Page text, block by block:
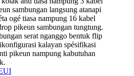
sambungan langsung atanapi
ogé tiasa nampung 16 kabel
pikeun sambungan tungtung.
serat nganggo bentuk flip
kalayan spésifikasi
pikeun nampung kabutuhan